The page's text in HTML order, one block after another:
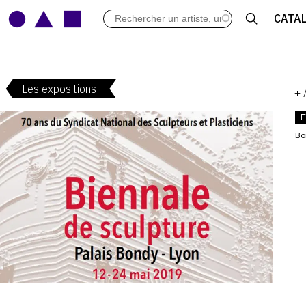
ARCHIVES DES EXPOSITIONS
Les expositions +